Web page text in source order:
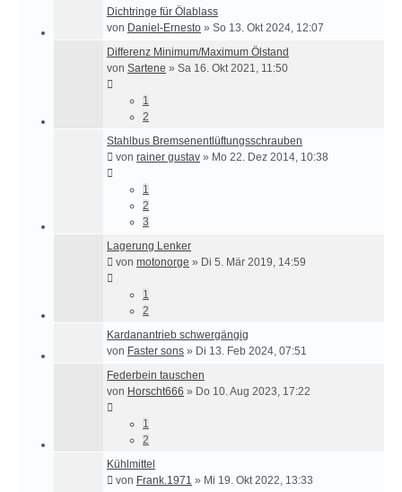
Dichtringe für Ölablass
von Daniel-Ernesto » So 13. Okt 2024, 12:07
Differenz Minimum/Maximum Ölstand
von Sartene » Sa 16. Okt 2021, 11:50
1
2
Stahlbus Bremsenentlüftungsschrauben
von rainer gustav » Mo 22. Dez 2014, 10:38
1
2
3
Lagerung Lenker
von motonorge » Di 5. Mär 2019, 14:59
1
2
Kardanantrieb schwergängig
von Faster sons » Di 13. Feb 2024, 07:51
Federbein tauschen
von Horscht666 » Do 10. Aug 2023, 17:22
1
2
Kühlmittel
von Frank.1971 » Mi 19. Okt 2022, 13:33